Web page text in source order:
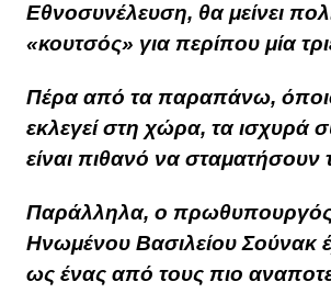
Εθνοσυνέλευση, θα μείνει
«κουτσός» για περίπου μία
Πέρα από τα παραπάνω,
εκλεγεί στη χώρα, τα ισχυρά
είναι πιθανό να σταματήσουν
Παράλληλα, ο
Ηνωμένου Βασιλείου Σούνακ
ως ένας από τους πιο